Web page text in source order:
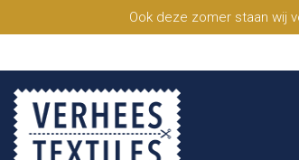
Ook deze zomer staan wij